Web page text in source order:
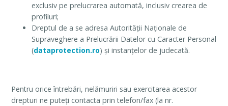
exclusiv pe prelucrarea automată, inclusiv crearea de
profiluri;
Dreptul de a se adresa Autorității Naţionale de
Supraveghere a Prelucrării Datelor cu Caracter Personal
(dataprotection.ro) și instanțelor de judecată.
Pentru orice întrebări, nelămuriri sau exercitarea acestor
drepturi ne puteți contacta prin telefon/fax (la nr.